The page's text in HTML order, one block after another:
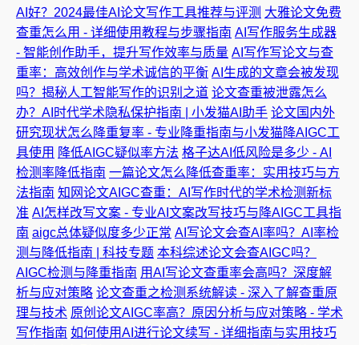
AI好？2024最佳AI论文写作工具推荐与评测 大雅论文免费
查重怎么用 - 详细使用教程与步骤指南 AI写作服务生成器
- 智能创作助手，提升写作效率与质量 AI写作写论文与查
重率：高效创作与学术诚信的平衡 AI生成的文章会被发现
吗？揭秘人工智能写作的识别之道 论文查重被泄露怎么
办？AI时代学术隐私保护指南 | 小发猫AI助手 论文国内外
研究现状怎么降重复率 - 专业降重指南与小发猫降AIGC工
具使用 降低AIGC疑似率方法 格子达AI低风险是多少 - AI
检测率降低指南 一篇论文怎么降低查重率：实用技巧与方
法指南 知网论文AIGC查重：AI写作时代的学术检测新标
准 AI怎样改写文案 - 专业AI文案改写技巧与降AIGC工具指
南 aigc总体疑似度多少正常 AI写论文会查AI率吗？AI率检
测与降低指南 | 科技专题 本科综述论文会查AIGC吗？
AIGC检测与降重指南 用AI写论文查重率会高吗？深度解
析与应对策略 论文查重之检测系统解读 - 深入了解查重原
理与技术 原创论文AIGC率高？原因分析与应对策略 - 学术
写作指南 如何使用AI进行论文续写 - 详细指南与实用技巧